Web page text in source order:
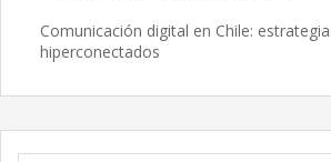
Comunicación digital en Chile:
hiperconectados